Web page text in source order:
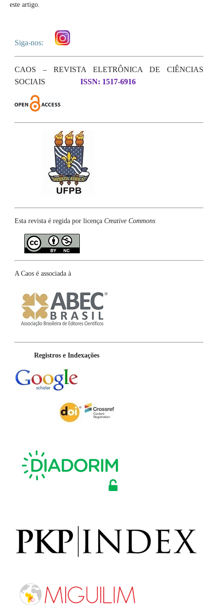
este artigo.
Siga-nos:
CAOS – REVISTA ELETRÔNICA DE CIÊNCIAS
SOCIAIS
ISSN: 1517-6916
Esta revista é regida por licença Creative Commons
A Caos é associada à
Registros e Indexações